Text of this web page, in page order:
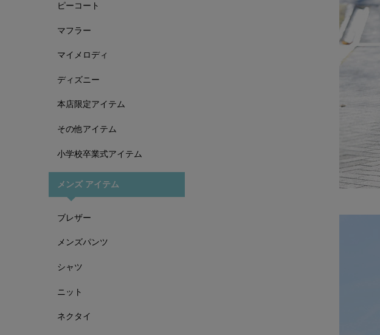
ピーコート
マフラー
マイメロディ
ディズニー
本店限定アイテム
その他アイテム
小学校卒業式アイテム
メンズ アイテム
ブレザー
メンズパンツ
シャツ
ニット
ネクタイ